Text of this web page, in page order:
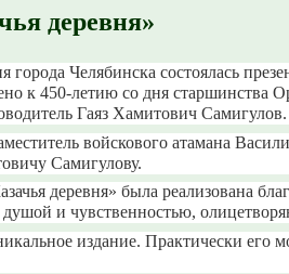
деревня»
города Челябинска состоялась
к 450-летию со дня старшинства
Гаяз Хамитович Самигулов.
войскового атамана
Самигулову.
деревня» была реализована
и чувственностью,
издание. Практически его